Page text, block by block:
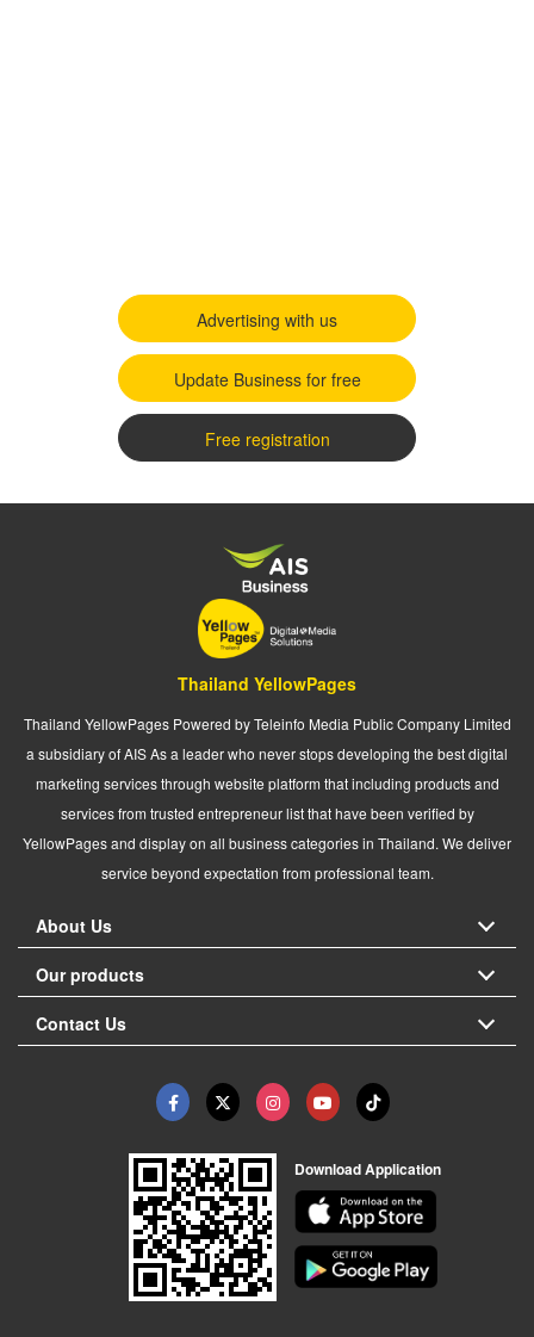
Advertising with us
Update Business for free
Free registration
Thailand YellowPages
Thailand YellowPages Powered by Teleinfo Media Public Company Limited
a subsidiary of AIS As a leader who never stops developing the best digital
marketing services through website platform that including products and
services from trusted entrepreneur list that have been verified by
YellowPages and display on all business categories in Thailand. We deliver
service beyond expectation from professional team.
About Us
Our products
Contact Us
Download Application